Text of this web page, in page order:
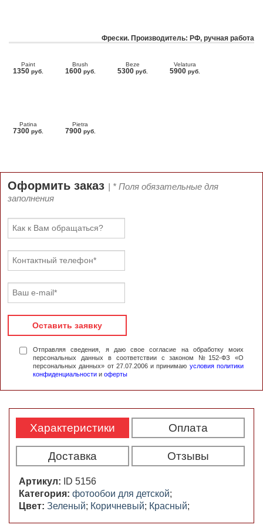
Фрески. Производитель: РФ, ручная работа
Paint
1350 руб.
Brush
1600 руб.
Beze
5300 руб.
Velatura
5900 руб.
Patina
7300 руб.
Pietra
7900 руб.
Оформить заказ | * Поля обязательные для
заполнения
Оставить заявку
Отправляя сведения, я даю свое согласие на обработку моих
персональных данных в соответствии с законом №152-ФЗ «О
персональных данных» от 27.07.2006 и принимаю условия политики
конфиденциальности и оферты
Характеристики Оплата
Доставка Отзывы
Артикул:
ID 5156
Категория: фотообои для детской;
Цвет: Зеленый; Коричневый; Красный;